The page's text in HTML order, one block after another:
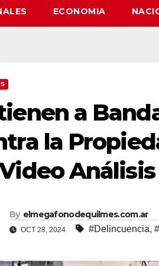
ECONOMIA
a
la
By elmegafonodequilmes.com.ar
OCT 28, 2024 #Delincuencia,